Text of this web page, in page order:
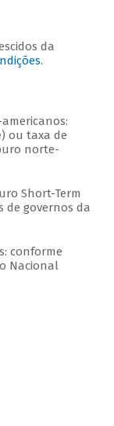
da
.
ou taxa de
norte-
Short-Term
governos da
conforme
Nacional